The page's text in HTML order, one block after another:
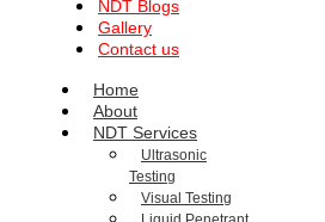
NDT Blogs
Gallery
Contact us
Home
About
NDT Services
Ultrasonic
Testing
Visual Testing